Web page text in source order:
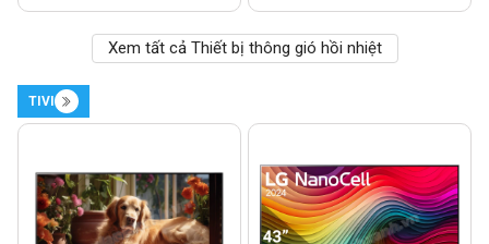
Xem tất cả Thiết bị thông gió hồi nhiệt
TIVI